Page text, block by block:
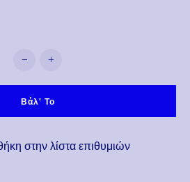
Λάμπα LED εφέ νέον - Its a Sign
Βάλ' Το
στην λίστα επιθυμιών